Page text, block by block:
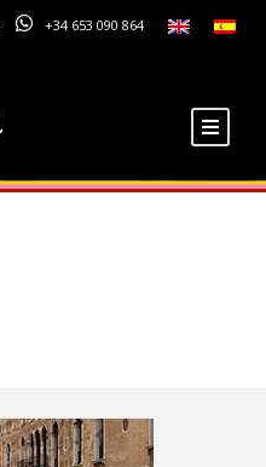
+34 653 090 864